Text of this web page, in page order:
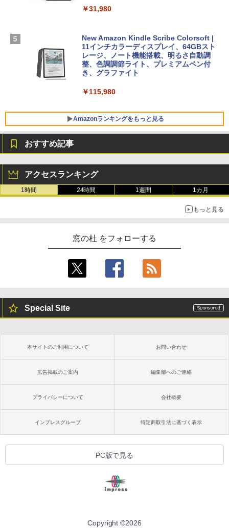
￥129,800
FMV ノートパソコン WE1-K3 (MS 365 P
ersonal/Copilotキー搭載/Win 11/15.6型/
Core i5/16GB/SSD 512GB/ホワイト) FM
VWK3E15W_AZ
ト): Java & Bedrock Edition | オンライ
￥3,600
ェクトリストと最新エミュレータ紹介
￥31,980
New Amazon Kindle Scribe Colorsoft |
11インチカラーディスプレイ、64GBスト
レージ、ノート機能搭載、明るさ自動調
整、色調調節ライト、プレミアムペン付
き、グラファイト
￥115,980
Amazonランキングをもっと見る
おすすめ記事
アクセスランキング
1時間 24時間 1週間 1カ月
もっと見る
窓の杜 をフォローする
Special Site
本サイトのご利用について お問い合わせ
広告掲載のご案内 編集部へのご連絡
プライバシーについて 会社概要
インプレスグループ 特定商取引法に基づく表示
PC版で見る
Copyright ©2026